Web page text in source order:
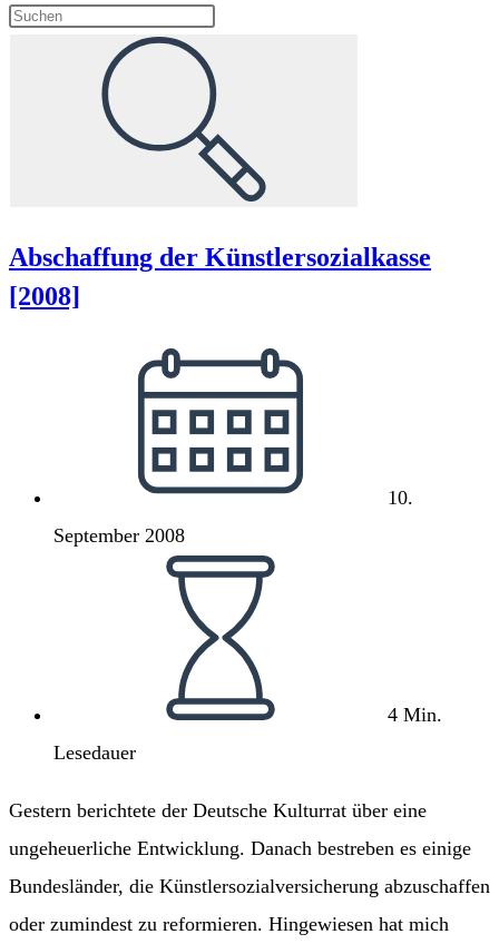
Diese
durchsuchen
Abschaffung der Künstlersozialkasse
[2008]
veröffentlicht:
10.
September 2008
4 Min.
Lesedauer
Gestern berichtete der Deutsche Kulturrat über eine
ungeheuerliche Entwicklung. Danach bestreben es einige
Bundesländer, die Künstlersozialversicherung abzuschaffen
oder zumindest zu reformieren. Hingewiesen hat mich